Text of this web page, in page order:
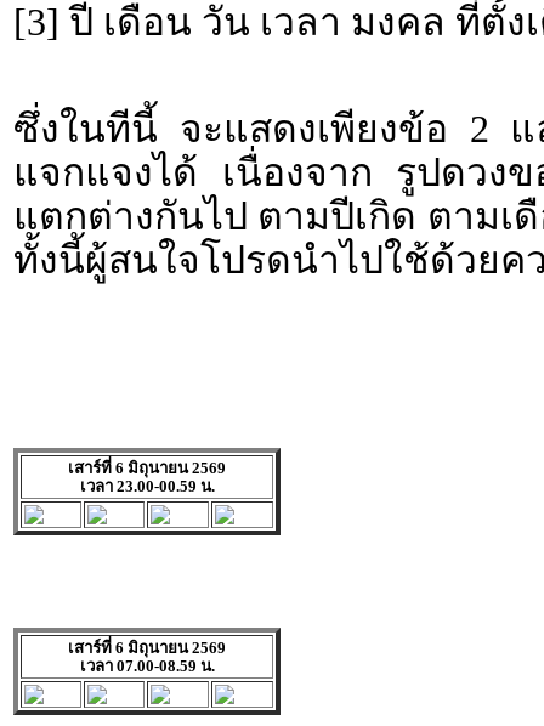
[3] ปี เดือน วัน เวลา มงคล ที่ตั้ง
ซึ่งในทีนี้ จะแสดงเพียงข้อ 2
แจกแจงได้ เนื่องจาก รูปดวง
แตกต่างกันไป ตามปีเกิด ตามเ
ทั้งนี้ผู้สนใจโปรดนำไปใช้ด้วยค
เสาร์ที่ 6 มิถุนายน 2569
เวลา 23.00-00.59 น.
เสาร์ที่ 6 มิถุนายน 2569
เวลา 07.00-08.59 น.